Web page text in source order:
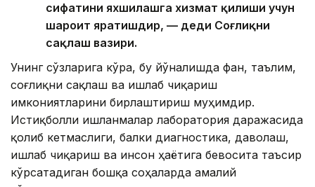
сифатини яхшилашга хизмат қилиши учун
шароит яратишдир, — деди Соғлиқни
сақлаш вазири.
Унинг сўзларига кўра, бу йўналишда фан, таълим,
соғлиқни сақлаш ва ишлаб чиқариш
имкониятларини бирлаштириш муҳимдир.
Истиқболли ишланмалар лаборатория даражасида
қолиб кетмаслиги, балки диагностика, даволаш,
ишлаб чиқариш ва инсон ҳаётига бевосита таъсир
кўрсатадиган бошқа соҳаларда амалий